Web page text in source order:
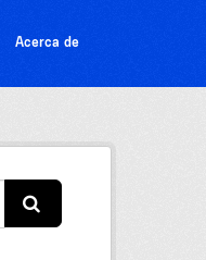
Acerca de